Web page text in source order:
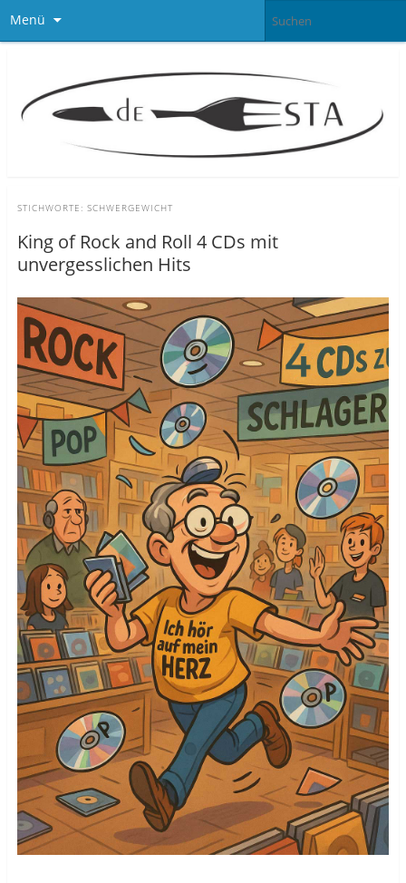
Menü
STICHWORTE: SCHWERGEWICHT
King of Rock and Roll 4 CDs mit
unvergesslichen Hits